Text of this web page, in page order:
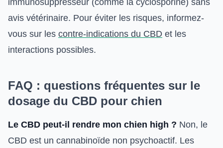
immunosuppresseur (comme la cyclosporine) sans
avis vétérinaire. Pour éviter les risques, informez-
vous sur les contre-indications du CBD et les
interactions possibles.
FAQ : questions fréquentes sur le
dosage du CBD pour chien
Le CBD peut-il rendre mon chien high ? Non, le
CBD est un cannabinoïde non psychoactif. Les